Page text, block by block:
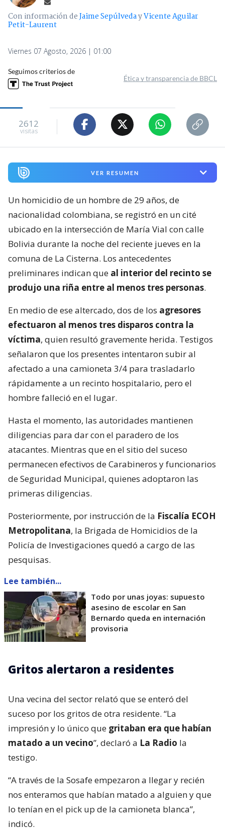
Con información deJaime SepúlvedayVicente Aguilar
Petit-Laurent
Viernes 07 Agosto, 2026 | 01:00
Seguimos criterios de
Ética y transparencia de BBCL
2612
visitas
VER RESUMEN
Un homicidio de un hombre de 29 años, de
nacionalidad colombiana, se registró en un cité
ubicado en la intersección de María Vial con calle
Bolivia durante la noche del reciente jueves en la
comuna de La Cisterna. Los antecedentes
preliminares indican que al interior del recinto se
produjo una riña entre al menos tres personas.
En medio de ese altercado, dos de los agresores
efectuaron al menos tres disparos contra la
víctima, quien resultó gravemente herida. Testigos
señalaron que los presentes intentaron subir al
afectado a una camioneta 3/4 para trasladarlo
rápidamente a un recinto hospitalario, pero el
hombre falleció en el lugar.
Hasta el momento, las autoridades mantienen
diligencias para dar con el paradero de los
atacantes. Mientras que en el sitio del suceso
permanecen efectivos de Carabineros y funcionarios
de Seguridad Municipal, quienes adoptaron las
primeras diligencias.
Posteriormente, por instrucción de la Fiscalía ECOH
Metropolitana, la Brigada de Homicidios de la
Policía de Investigaciones quedó a cargo de las
pesquisas.
Lee también...
Todo por unas joyas: supuesto
asesino de escolar en San
Bernardo queda en internación
provisoria
Gritos alertaron a residentes
Una vecina del sector relató que se enteró del
suceso por los gritos de otra residente. “La
impresión y lo único que gritaban era que habían
matado a un vecino”, declaró a La Radio la
testigo.
“A través de la Sosafe empezaron a llegar y recién
nos enteramos que habían matado a alguien y que
lo tenían en el pick up de la camioneta blanca”,
indicó.